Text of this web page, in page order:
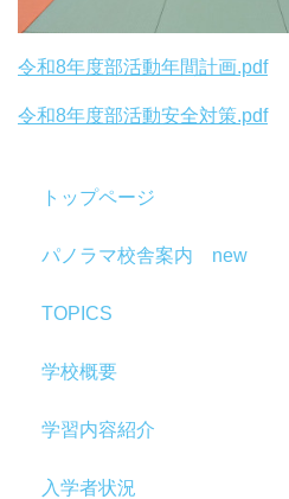
トップページ
パノラマ校舎案内 new
TOPICS
学校概要
学習内容紹介
入学者状況
令和8年度部活動年間計画.pdf
令和8年度部活動安全対策.pdf